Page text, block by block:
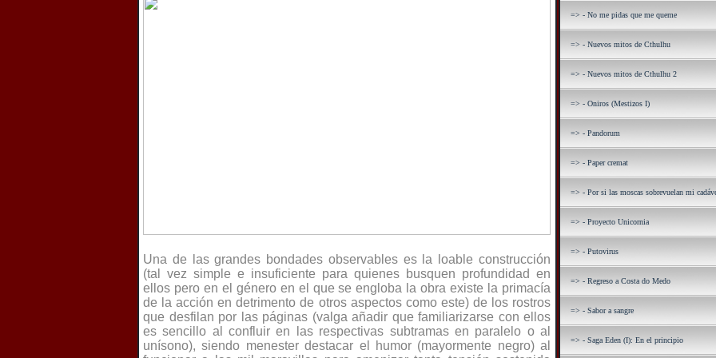
Una de las grandes bondades observables es la loable construcción
(tal vez simple e insuficiente para quienes busquen profundidad en
ellos pero en el género en el que se engloba la obra existe la primacía
de la acción en detrimento de otros aspectos como este) de los rostros
que desfilan por las páginas (valga añadir que familiarizarse con ellos
es sencillo al confluir en las respectivas subtramas en paralelo o al
unísono), siendo menester destacar el humor (mayormente negro) al
=> - No me pidas que me queme
=> - Nuevos mitos de Cthulhu
=> - Nuevos mitos de Cthulhu 2
=> - Oniros (Mestizos I)
=> - Pandorum
=> - Paper cremat
=> - Por si las moscas sobrevuelan mi
=> - Proyecto Unicornia
=> - Putovirus
=> - Regreso a Costa do Medo
=> - Sabor a sangre
=> - Saga Eden (I): En el principio